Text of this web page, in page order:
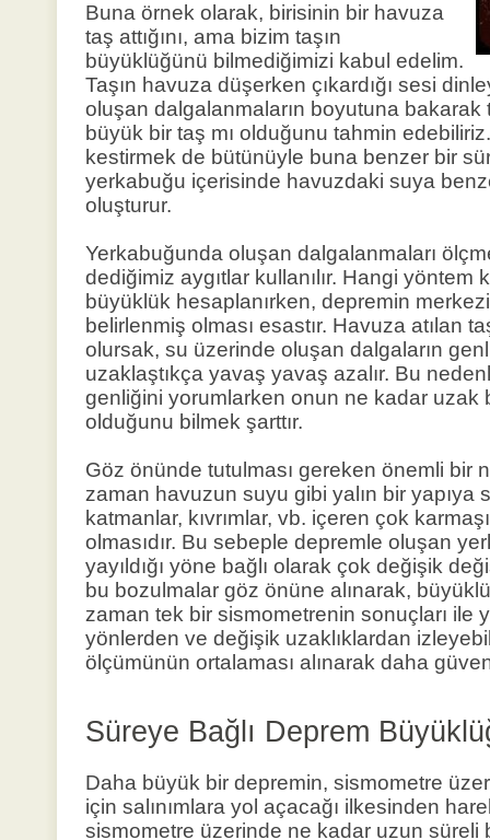
Buna örnek olarak, birisinin bir havuza
taş attığını, ama bizim taşın
büyüklüğünü bilmediğimizi kabul edelim.
Taşın havuza düşerken çıkardığı sesi
oluşan dalgalanmaların boyutuna bakarak
büyük bir taş mı olduğunu tahmin
kestirmek de bütünüyle buna benzer bir
yerkabuğu içerisinde havuzdaki suya
oluşturur.
Yerkabuğunda oluşan dalgalanmaları
dediğimiz aygıtlar kullanılır. Hangi yöntem
büyüklük hesaplanırken, depremin
belirlenmiş olması esastır. Havuza atılan
olursak, su üzerinde oluşan dalgaların
uzaklaştıkça yavaş yavaş azalır. Bu
genliğini yorumlarken onun ne kadar uzak
olduğunu bilmek şarttır.
Göz önünde tutulması gereken önemli bir
zaman havuzun suyu gibi yalın bir yapıya
katmanlar, kıvrımlar, vb. içeren çok
olmasıdır. Bu sebeple depremle oluşan
yayıldığı yöne bağlı olarak çok değişik
bu bozulmalar göz önüne alınarak,
zaman tek bir sismometrenin sonuçları ile
yönlerden ve değişik uzaklıklardan
ölçümünün ortalaması alınarak daha
Süreye Bağlı Deprem
Daha büyük bir depremin, sismometre
için salınımlara yol açacağı ilkesinden
sismometre üzerinde ne kadar uzun süreli